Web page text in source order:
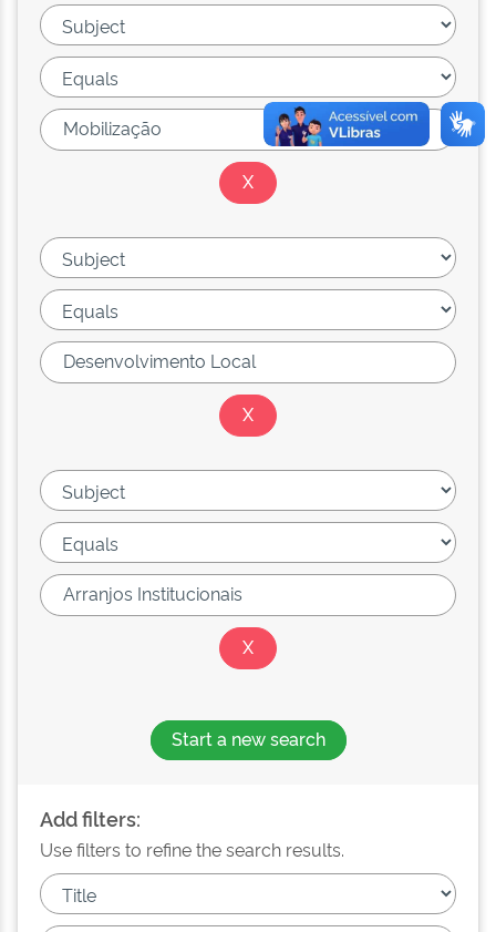
Start a new search
Add filters:
Use filters to refine the search results.